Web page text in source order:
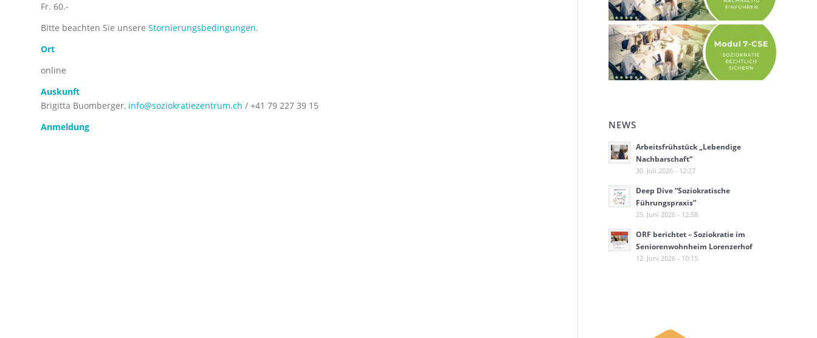
Fr. 60.-
Bitte beachten Sie unsere Stornierungsbedingungen.
Ort
online
Auskunft
Brigitta Buomberger, info@soziokratiezentrum.ch / +41 79 227 39 15
Anmeldung
NEWS
Arbeitsfrühstück „Lebendige
Nachbarschaft“
30. Juli 2026 - 12:27
Deep Dive “Soziokratische
Führungspraxis”
25. Juni 2026 - 12:58
ORF berichtet – Soziokratie im
Seniorenwohnheim Lorenzerhof
12. Juni 2026 - 10:15